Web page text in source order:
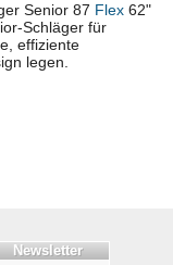
Senior 87 Flex 62"
Schläger für
effiziente
legen.
Newsletter